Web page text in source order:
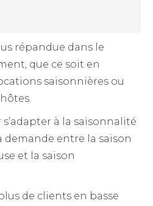
répandue dans le
que ce soit en
saisonnières ou
à la saisonnalité
demande entre la saison
et la saison
de clients en basse